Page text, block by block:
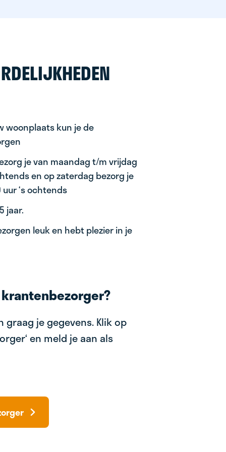
woonplaats kun je de
je van maandag t/m vrijdag
en op zaterdag bezorg je
‘s ochtends
jaar.
leuk en hebt plezier in je
graag je gegevens. Klik op
en meld je aan als